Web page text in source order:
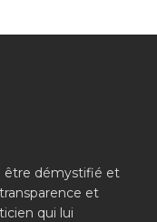
être démystifié et
et
qui lui